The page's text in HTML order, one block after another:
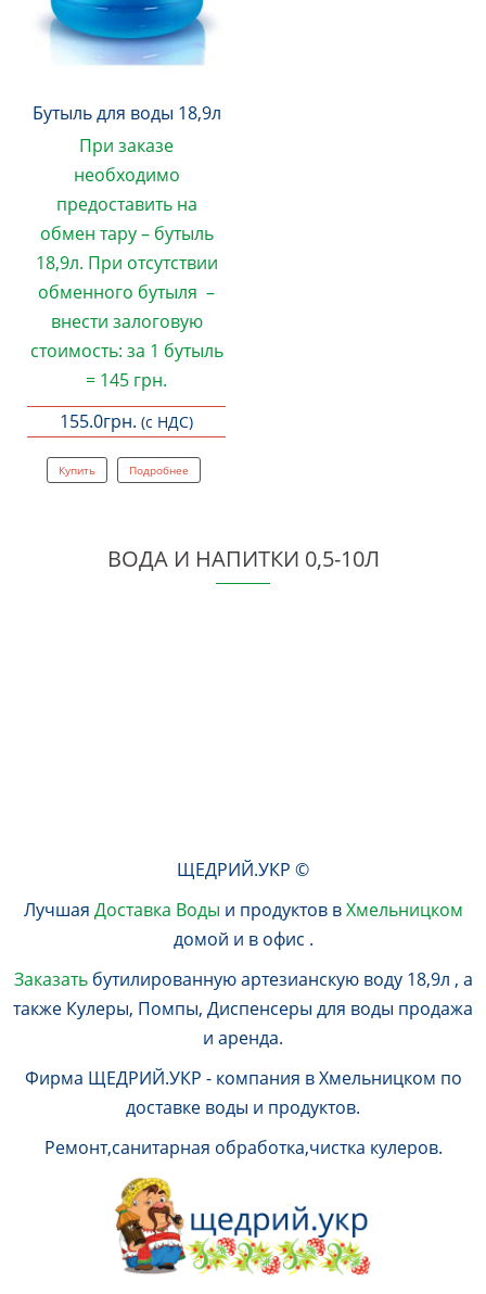
Бутыль для воды 18,9л
При заказе
необходимо
предоставить на
обмен тару – бутыль
18,9л. При отсутствии
обменного бутыля –
внести залоговую
стоимость: за 1 бутыль
= 145 грн.
155.0грн. (с НДС)
Купить Подробнее
ВОДА И НАПИТКИ 0,5-10Л
ЩЕДРИЙ.УКР ©
Лучшая Доставка Воды и продуктов вХмельницком
домой и в офис .
Заказатьбутилированную артезианскую воду 18,9л , а
также Кулеры, Помпы, Диспенсеры для воды продажа
и аренда.
Фирма ЩЕДРИЙ.УКР - компания в Хмельницком по
доставке воды и продуктов.
Ремонт,санитарная обработка,чистка кулеров.